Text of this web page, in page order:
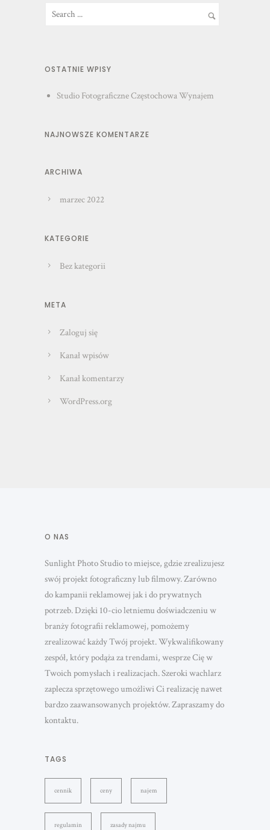
OSTATNIE WPISY
Studio Fotograficzne Częstochowa Wynajem
NAJNOWSZE KOMENTARZE
ARCHIWA
marzec 2022
KATEGORIE
Bez kategorii
META
Zaloguj się
Kanał wpisów
Kanał komentarzy
WordPress.org
O NAS
Sunlight Photo Studio to miejsce, gdzie zrealizujesz
swój projekt fotograficzny lub filmowy. Zarówno
do kampanii reklamowej jak i do prywatnych
potrzeb. Dzięki 10-cio letniemu doświadczeniu w
branży fotografii reklamowej, pomożemy
zrealizować każdy Twój projekt. Wykwalifikowany
zespół, który podąża za trendami, wesprze Cię w
Twoich pomysłach i realizacjach. Szeroki wachlarz
zaplecza sprzętowego umożliwi Ci realizację nawet
bardzo zaawansowanych projektów. Zapraszamy do
kontaktu.
TAGS
cennik ceny najem
regulamin zasady najmu